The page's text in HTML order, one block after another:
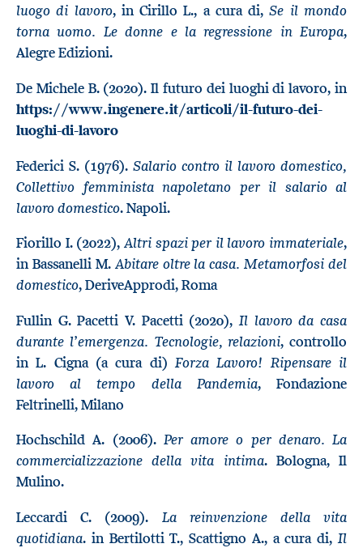
luogo di lavoro, in Cirillo L., a cura di,Se il mondo
torna uomo. Le donne e la regressione in Europa,
Alegre Edizioni.
De Michele B. (2020). Il futuro dei luoghi di lavoro, in
https://www.ingenere.it/articoli/il-futuro-dei-
luoghi-di-lavoro
Federici S. (1976). Salario contro il lavoro domestico,
Collettivo femminista napoletano per il salario al
lavoro domestico. Napoli.
Fiorillo I. (2022), Altri spazi per il lavoro immateriale,
in Bassanelli M. Abitare oltre la casa. Metamorfosi del
domestico, DeriveApprodi, Roma
Fullin G. Pacetti V. Pacetti (2020),Il lavoro da casa
durante l’emergenza. Tecnologie, relazioni, controllo
in L. Cigna (a cura di)Forza Lavoro! Ripensare il
lavoro al tempo della Pandemia, Fondazione
Feltrinelli, Milano
Hochschild A. (2006). Per amore o per denaro. La
commercializzazione della vita intima. Bologna, Il
Mulino.
Leccardi C. (2009). La reinvenzione della vita
quotidiana. in Bertilotti T., Scattigno A., a cura di,Il